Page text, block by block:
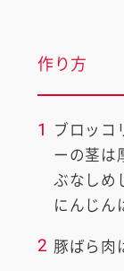
作り方
1
ブロッコ
ーの茎は
ぶなしめ
にんじん
2 豚ばら肉